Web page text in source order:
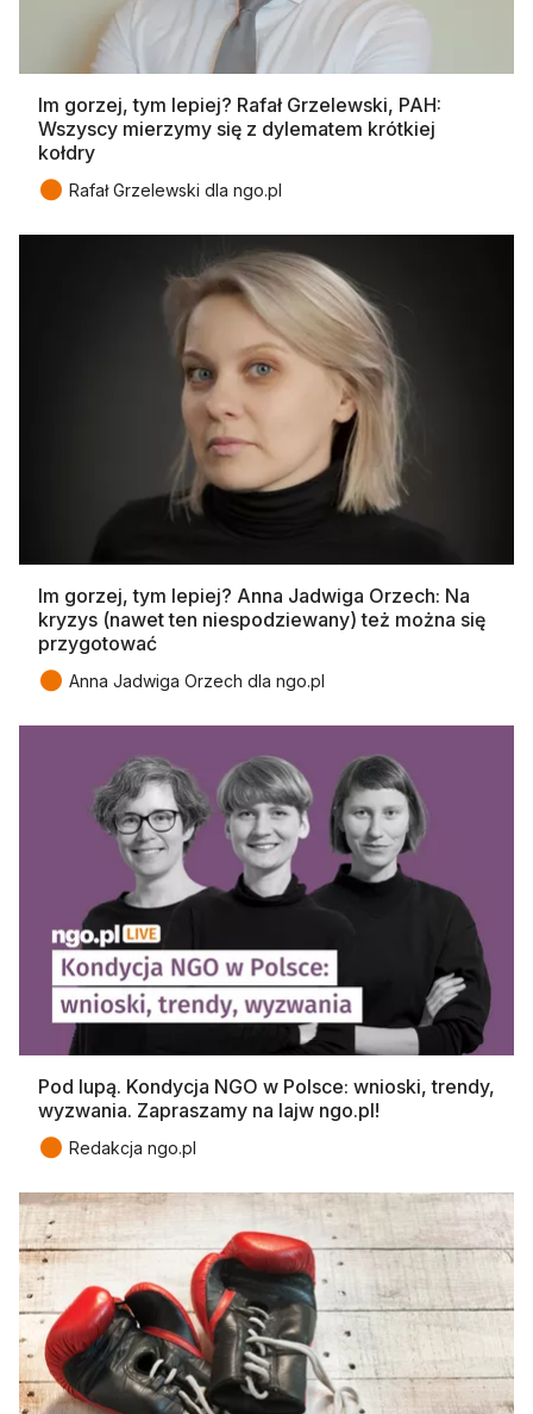
Im gorzej, tym lepiej? Rafał Grzelewski, PAH:
Wszyscy mierzymy się z dylematem krótkiej
kołdry
● Rafał Grzelewski dla ngo.pl
Im gorzej, tym lepiej? Anna Jadwiga Orzech: Na
kryzys (nawet ten niespodziewany) też można się
przygotować
● Anna Jadwiga Orzech dla ngo.pl
Pod lupą. Kondycja NGO w Polsce: wnioski, trendy,
wyzwania. Zapraszamy na lajw ngo.pl!
● Redakcja ngo.pl